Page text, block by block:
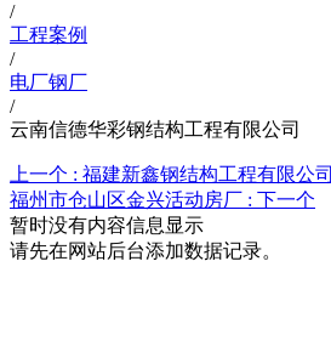
/
工程案例
/
电厂钢厂
/
云南信德华彩钢结构工程有限公司
上一个 : 福建新鑫钢结构工程有限公司
福州市仓山区金兴活动房厂 : 下一个
暂时没有内容信息显示
请先在网站后台添加数据记录。